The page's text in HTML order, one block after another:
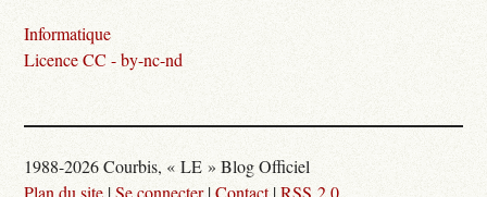
Informatique
Licence CC - by-nc-nd
1988-2026 Courbis, « LE » Blog Officiel
Plan du site |Se connecter|Contact |RSS 2.0